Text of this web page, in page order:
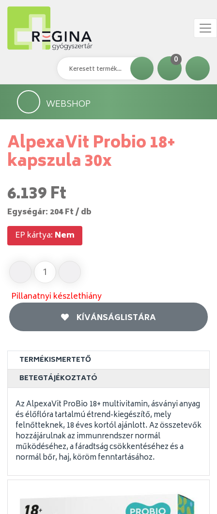
0
WEBSHOP
AlpexaVit Probio 18+
kapszula 30x
6.139 Ft
Egységár: 204 Ft / db
EP kártya: Nem
Pillanatnyi készlethiány
KÍVÁNSÁGLISTÁRA
TERMÉKISMERTETŐ
BETEGTÁJÉKOZTATÓ
Az AlpexaVit ProBio 18+ multivitamin, ásványi anyag
és élőflóra tartalmú étrend-kiegészítő, mely
felnőtteknek, 18 éves kortól ajánlott. Az összetevők
hozzájárulnak az immunrendszer normál
működéséhez, a fáradtság csökkentéséhez és a
normál bőr, haj, köröm fenntartásához.